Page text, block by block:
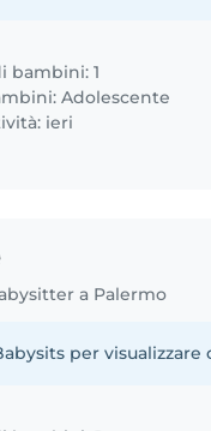
bambini: 1
Adolescente
ieri
a Palermo
per visualizzare